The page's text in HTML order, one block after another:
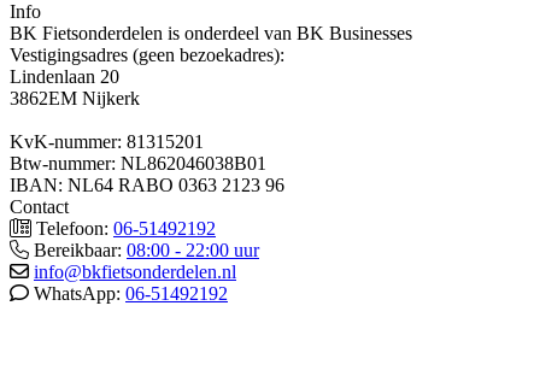
Info
BK Fietsonderdelen is onderdeel van BK Businesses
Vestigingsadres (geen bezoekadres):
Lindenlaan 20
3862EM Nijkerk
KvK-nummer: 81315201
Btw-nummer: NL862046038B01
IBAN: NL64 RABO 0363 2123 96
Contact
Telefoon: 06-51492192
Bereikbaar: 08:00 - 22:00 uur
info@bkfietsonderdelen.nl
WhatsApp: 06-51492192